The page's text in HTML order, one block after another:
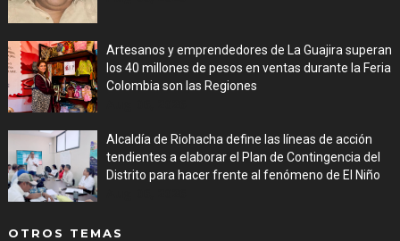
Artesanos y emprendedores de La Guajira superan
los 40 millones de pesos en ventas durante la Feria
Colombia son las Regiones
Alcaldía de Riohacha define las líneas de acción
tendientes a elaborar el Plan de Contingencia del
Distrito para hacer frente al fenómeno de El Niño
OTROS TEMAS